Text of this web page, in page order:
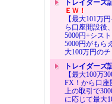
トレイダーズ
ＥＷ！
【最大101万
ら口座開設後
5000円+シス
5000円がもら
大100万円のチ
トレイダーズ
【最大100万
FX！から口座
上の取引で
に応じて最大